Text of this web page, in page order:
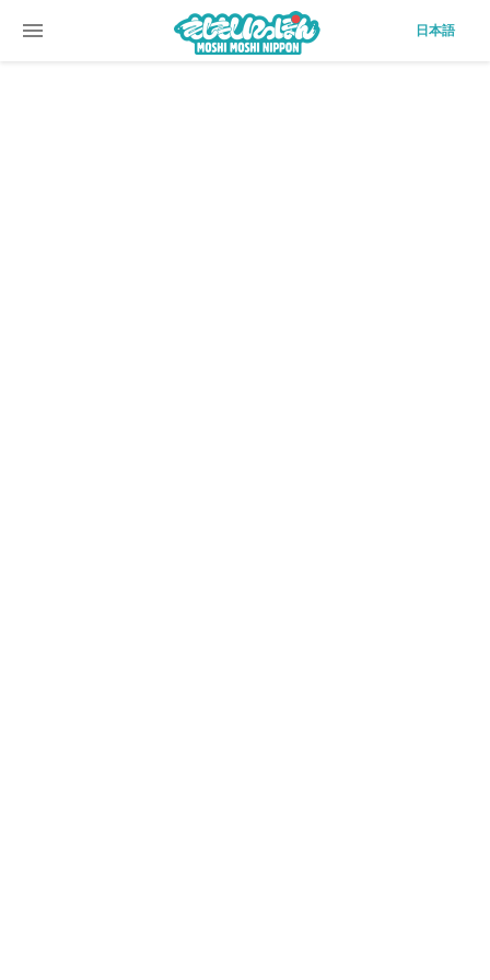
menu 日本語